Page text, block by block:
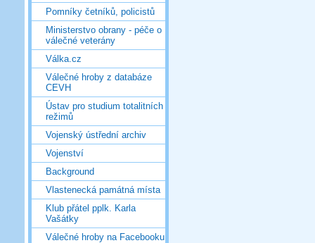
Pomníky četníků, policistů
Ministerstvo obrany - péče o
válečné veterány
Válka.cz
Válečné hroby z databáze
CEVH
Ústav pro studium totalitních
režimů
Vojenský ústřední archiv
Vojenství
Background
Vlastenecká památná místa
Klub přátel pplk. Karla
Vašátky
Válečné hroby na Facebooku